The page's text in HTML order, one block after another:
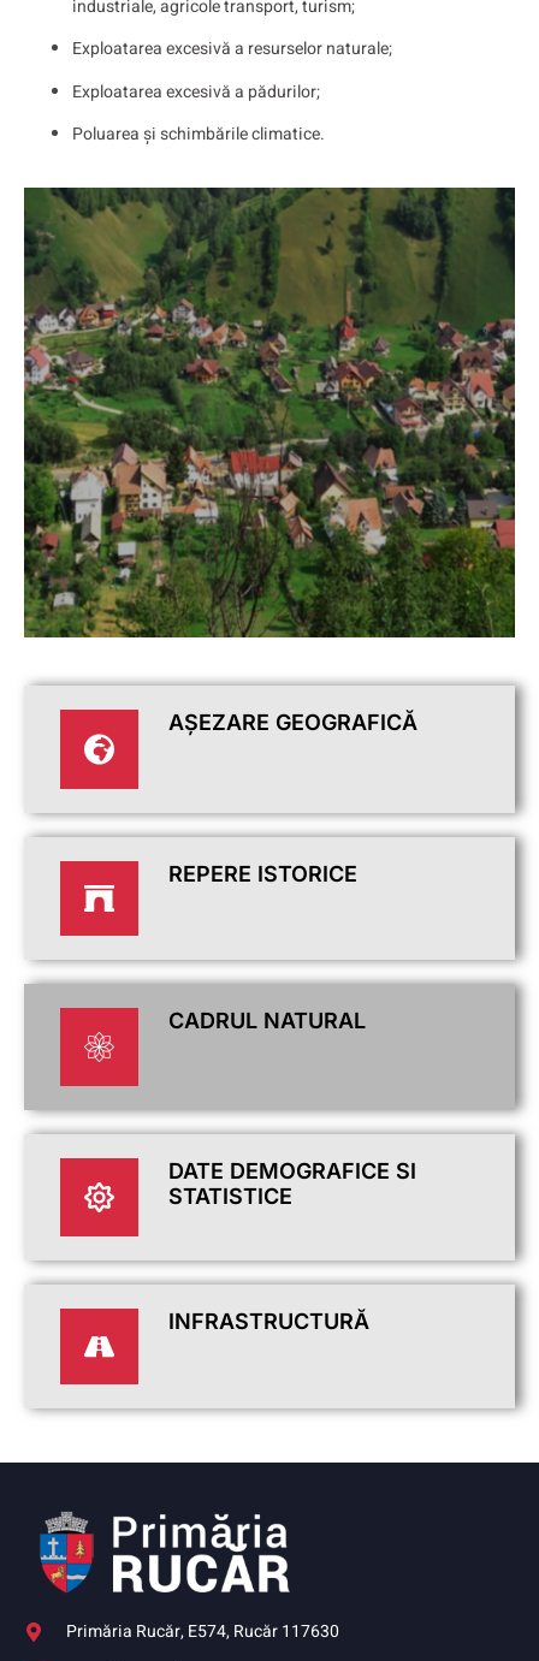
AȘEZARE GEOGRAFICĂ
REPERE ISTORICE
CADRUL NATURAL
DATE DEMOGRAFICE SI
STATISTICE
INFRASTRUCTURĂ
industriale, agricole transport, turism;
Exploatarea excesivă a resurselor naturale;
Exploatarea excesivă a pădurilor;
Poluarea și schimbările climatice.
Primăria Rucăr, E574, Rucăr 117630